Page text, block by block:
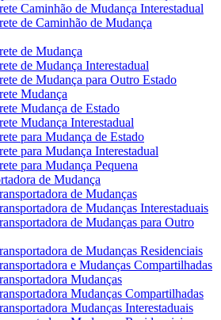
Caminhão de Mudança Interestadual
de Caminhão de Mudança
de Mudança
de Mudança Interestadual
de Mudança para Outro Estado
Mudança
Mudança de Estado
Mudança Interestadual
para Mudança de Estado
para Mudança Interestadual
para Mudança Pequena
de Mudança
de Mudanças
de Mudanças Interestaduais
de Mudanças para Outro
de Mudanças Residenciais
e Mudanças Compartilhadas
Mudanças
Mudanças Compartilhadas
Mudanças Interestaduais